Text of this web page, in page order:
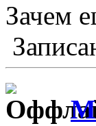
Зачем